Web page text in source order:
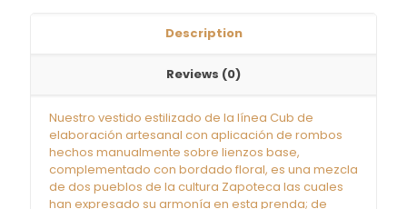
Description
Reviews (0)
Nuestro vestido estilizado de la línea Cub de
elaboración artesanal con aplicación de rombos
hechos manualmente sobre lienzos base,
complementado con bordado floral, es una mezcla
de dos pueblos de la cultura Zapoteca las cuales
han expresado su armonía en esta prenda; de